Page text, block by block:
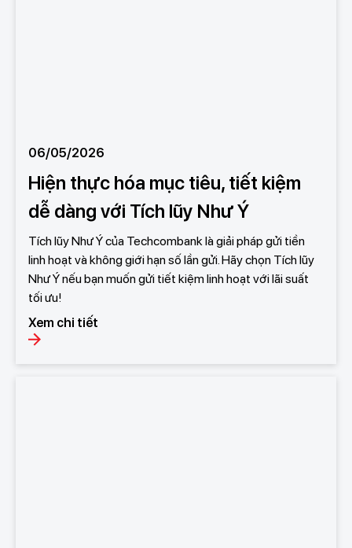
06/05/2026
Hiện thực hóa mục tiêu, tiết kiệm
dễ dàng với Tích lũy Như Ý
Tích lũy Như Ý của Techcombank là giải pháp gửi tiền
linh hoạt và không giới hạn số lần gửi. Hãy chọn Tích lũy
Như Ý nếu bạn muốn gửi tiết kiệm linh hoạt với lãi suất
tối ưu!
Xem chi tiết